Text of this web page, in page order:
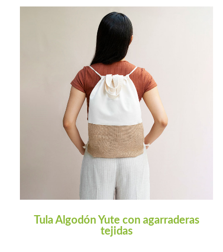
Tula Algodón Yute con agarraderas
tejidas